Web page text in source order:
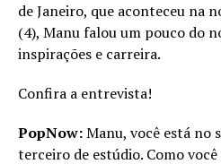
de Janeiro, que aconteceu na
(4), Manu falou um pouco do
inspirações e carreira.
Confira a entrevista!
PopNow:Manu, você está no
terceiro de estúdio. Como